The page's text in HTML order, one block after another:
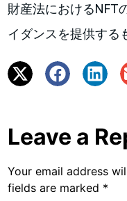
財産法におけるNFT
イダンスを提供する
Leave a
Your email address
fields are marked *